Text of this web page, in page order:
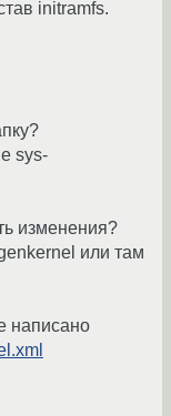
initramfs.
sys-
изменения?
или там
написано